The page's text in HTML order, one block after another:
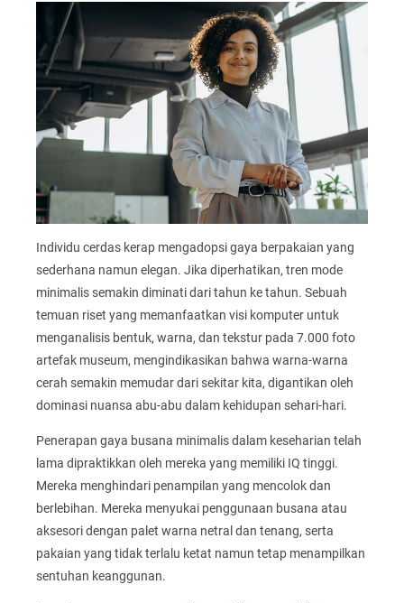
Individu cerdas kerap mengadopsi gaya berpakaian yang
sederhana namun elegan. Jika diperhatikan, tren mode
minimalis semakin diminati dari tahun ke tahun. Sebuah
temuan riset yang memanfaatkan visi komputer untuk
menganalisis bentuk, warna, dan tekstur pada 7.000 foto
artefak museum, mengindikasikan bahwa warna-warna
cerah semakin memudar dari sekitar kita, digantikan oleh
dominasi nuansa abu-abu dalam kehidupan sehari-hari.
Penerapan gaya busana minimalis dalam keseharian telah
lama dipraktikkan oleh mereka yang memiliki IQ tinggi.
Mereka menghindari penampilan yang mencolok dan
berlebihan. Mereka menyukai penggunaan busana atau
aksesori dengan palet warna netral dan tenang, serta
pakaian yang tidak terlalu ketat namun tetap menampilkan
sentuhan keanggunan.